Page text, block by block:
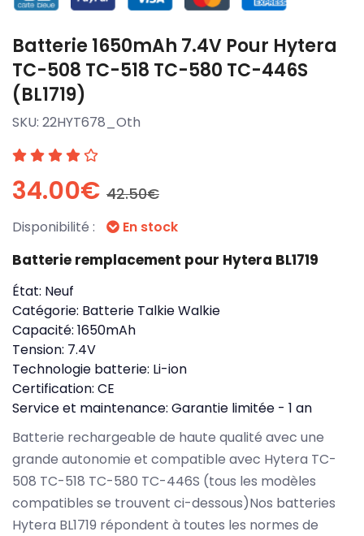
Batterie 1650mAh 7.4V Pour Hytera
TC-508 TC-518 TC-580 TC-446S
(BL1719)
SKU: 22HYT678_Oth
34.00€ 42.50€
Disponibilité : En stock
Batterie remplacement pour Hytera BL1719
État: Neuf
Catégorie: Batterie Talkie Walkie
Capacité: 1650mAh
Tension: 7.4V
Technologie batterie: Li-ion
Certification: CE
Service et maintenance: Garantie limitée - 1 an
Batterie rechargeable de haute qualité avec une
grande autonomie et compatible avec Hytera TC-
508 TC-518 TC-580 TC-446S (tous les modèles
compatibles se trouvent ci-dessous)Nos batteries
Hytera BL1719 répondent à toutes les normes de